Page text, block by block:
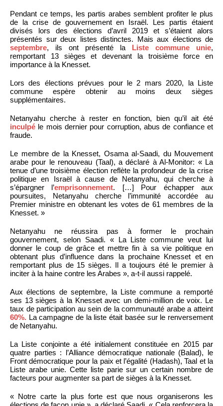
Pendant ce temps, les partis arabes semblent profiter le plus
de la crise de gouvernement en Israël. Les partis étaient
divisés lors des élections d’avril 2019 et s’étaient alors
présentés sur deux listes distinctes. Mais aux élections de
septembre, ils ont présenté la Liste commune unie,
remportant 13 sièges et devenant la troisième force en
importance à la Knesset.
Lors des élections prévues pour le 2 mars 2020, la Liste
commune espère obtenir au moins deux sièges
supplémentaires.
Netanyahu cherche à rester en fonction, bien qu’il ait été
inculpé le mois dernier pour corruption, abus de confiance et
fraude.
Le membre de la Knesset, Osama al-Saadi, du Mouvement
arabe pour le renouveau (Taal), a déclaré à Al-Monitor: « La
tenue d’une troisième élection reflète la profondeur de la crise
politique en Israël à cause de Netanyahu, qui cherche à
s’épargner l’emprisonnement. […] Pour échapper aux
poursuites, Netanyahu cherche l’immunité accordée au
Premier ministre en obtenant les votes de 61 membres de la
Knesset. »
Netanyahu ne réussira pas à former le prochain
gouvernement, selon Saadi. « La Liste commune veut lui
donner le coup de grâce et mettre fin à sa vie politique en
obtenant plus d’influence dans la prochaine Knesset et en
remportant plus de 15 sièges. Il a toujours été le premier à
inciter à la haine contre les Arabes », a-t-il aussi rappelé.
Aux élections de septembre, la Liste commune a remporté
ses 13 sièges à la Knesset avec un demi-million de voix. Le
taux de participation au sein de la communauté arabe a atteint
60%. La campagne de la liste était basée sur le renversement
de Netanyahu.
La Liste conjointe a été initialement constituée en 2015 par
quatre parties : l’Alliance démocratique nationale (Balad), le
Front démocratique pour la paix et l’égalité (Hadash), Taal et la
Liste arabe unie. Cette liste parie sur un certain nombre de
facteurs pour augmenter sa part de sièges à la Knesset.
« Notre carte la plus forte est que nous organiserons les